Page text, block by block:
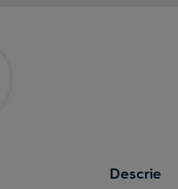
Descrie